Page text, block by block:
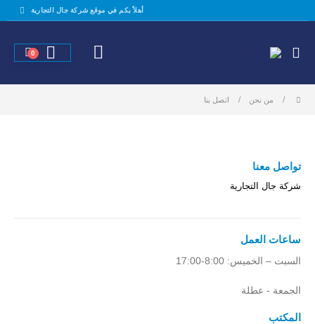
أهلاً بكم في موقع شركة جال التجارية
0
من نحن اتصل بنا
تواصل معنا
شركة جال التجارية
ساعات
العمل
السبت – الخميس: 8:00-17:00
الجمعة - عطلة
المكتب